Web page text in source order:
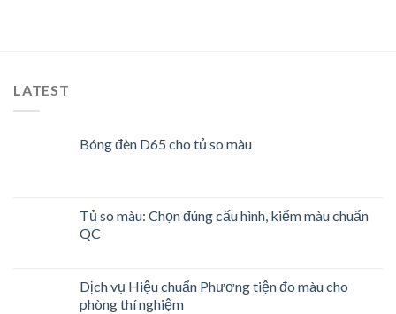
LATEST
Bóng đèn D65 cho tủ so màu
Tủ so màu: Chọn đúng cấu hình, kiểm màu chuẩn
QC
Dịch vụ Hiệu chuẩn Phương tiện đo màu cho
phòng thí nghiệm